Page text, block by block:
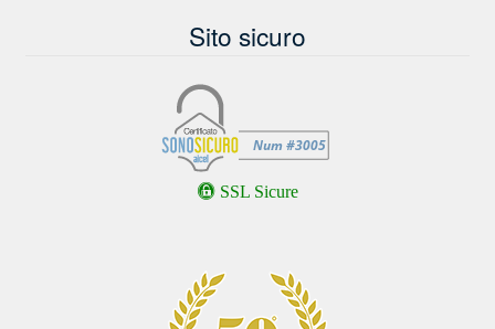
Sito sicuro
SSL Sicure